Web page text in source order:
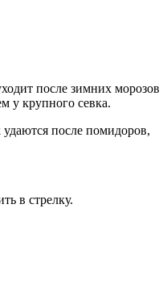
после зимних морозов
у крупного севка.
после помидоров,
в стрелку.